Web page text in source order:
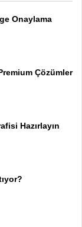
Onaylama
Çözümler
Hazırlayın